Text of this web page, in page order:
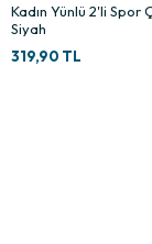
Kadın 2'li Kışlık Ev
Desenli
319,90 TL